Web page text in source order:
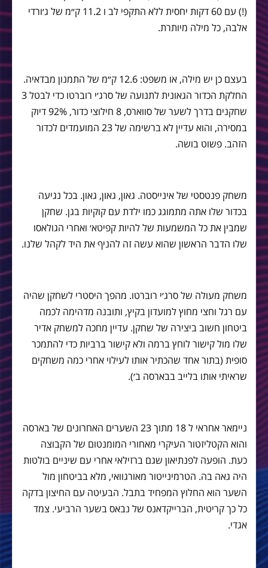
(!) עם 60 דקות יחסית ללא התקפי לב ו 11.2 ק״מ של ג׳ורדי
אלבה, כל מילה מיותרת.
בעצם כן יש מילה, או משפט: 12.6 ק״מ של התמנון מבדאיה.
החלקת הכדור הגאונית לתנועה של סרג׳י רוברטו כדי לבטל 3
שחקנים בדרך לשער של סווארס, 8 חילוצי כדור, 92% דיוק
במסירה, והוא עדיין לא ברשימה של 23 המועמדים לכדור
הזהב. פשוט בושה.
משחק פנטסטי של אינייסטה. גאון, גאון, גאון. בכל נגיעה
בכדור שלו אתה מתמוגג כמו ילדת עם קוקיות בגן. שחקן
שמבין את כל המשמעות של להיות קפיטא׳ ואחרי הגולאסו
שלו הדבר הראשון שהוא עשה זה להניף את היד לקהל שלנו.
משחק מעולה של סרג׳י רוברטו. מהפך היסטרי לשחקן שהיה
עם רגל וחצי מחוץ למועדון בקיץ, ותובנה מדהימה לכמה
ביטחון חשוב ביצירה של שחקן. עדיין מחכה למשחק אדיר
שלו מול קישור לוחץ ברמה ולא קישור ברביות כדי להתמכר
סופית (בתור אחד שהכתיר אותו לעילוי אחרי כמה משחקים
שראיתי אותו בלייב בבארסה ב׳).
ניימאר אחראי ל 18 מתוך 23 השערים האחרונים של בארסה
והוא הקטליזטור העיקרי מאחורי המומנטום של הקבוצה
כעת. הופעה לפנתיאון שגם ברזילאי אחרי עם שיניים בולטות
היה גאה בה. הטרמינייטור מאורגוואי, מלא בביטחון מול
השער הוא החלוץ המפחיד בתבל. הבעיטה עם החיצון בדקה
כל כך קריטית, הברייקדאנס של נבאס בשער הרביעי. צמד
אגדי.